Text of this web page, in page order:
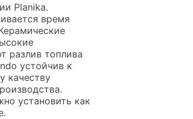
Planika.
время
разлив топлива
устойчив к
качеству
установить как